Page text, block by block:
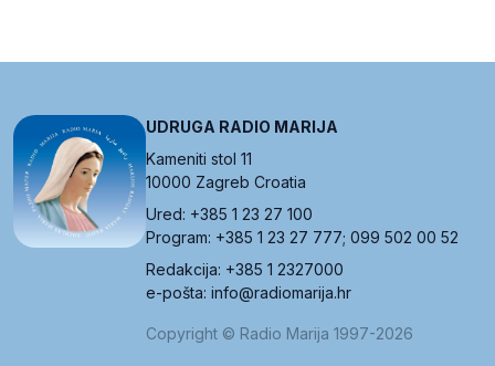
UDRUGA RADIO MARIJA
Kameniti stol 11
10000 Zagreb Croatia
Ured: +385 1 23 27 100
Program: +385 1 23 27 777; 099 502 00 52
Redakcija: +385 1 2327000
e-pošta: info@radiomarija.hr
Copyright © Radio Marija 1997-2026